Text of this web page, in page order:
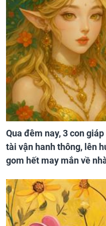
Qua đêm nay, 3 con
tài vận hanh thông, lên
gom hết may mắn về